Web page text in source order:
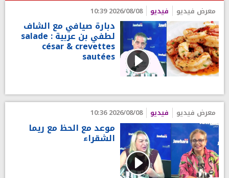
معرض فيديو فيديو 2026/08/08 10:39
دبارة صيافي مع الشاف
لطفي بن عربية : salade
césar & crevettes
sautées
معرض فيديو فيديو 2026/08/08 10:36
موعد مع الحظ مع ريما
الشقراء